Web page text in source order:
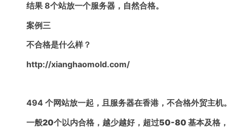
结果 8个站放一个服务器，自然合格。
案例三
不合格是什么样？
http://xianghaomold.com/
494 个网站放一起，且服务器在香港，不合格外贸主机
一般20个以内合格，越少越好，超过50-80 基本及格